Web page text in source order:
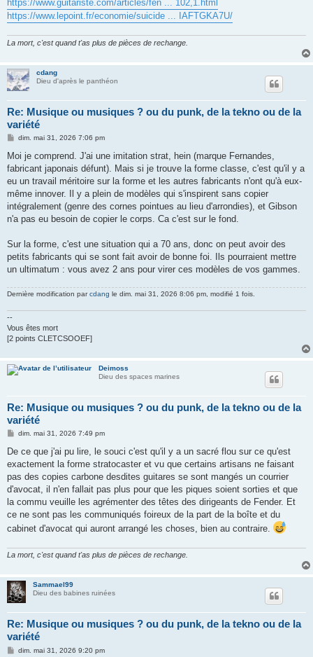
https://www.guitariste.com/articles/fen ... 102,1.html
https://www.lepoint.fr/economie/suicide ... IAFTGKA7U/
La mort, c'est quand t'as plus de pièces de rechange.
cdang
Dieu d'après le panthéon
Re: Musique ou musiques ? ou du punk, de la tekno ou de la
variété
M
s
a
g
dim. mai 31, 2026 7:06 pm
Moi je comprend. J'ai une imitation strat, hein (marque Fernandes,
fabricant japonais défunt). Mais si je trouve la forme classe, c'est qu'il y a
eu un travail méritoire sur la forme et les autres fabricants n'ont qu'à eux-
même innover. Il y a plein de modèles qui s'inspirent sans copier
intégralement (genre des cornes pointues au lieu d'arrondies), et Gibson
n'a pas eu besoin de copier le corps. Ca c'est sur le fond.
Sur la forme, c'est une situation qui a 70 ans, donc on peut avoir des
petits fabricants qui se sont fait avoir de bonne foi. Ils pourraient mettre
un ultimatum : vous avez 2 ans pour virer ces modèles de vos gammes.
Dernière modification parcdang le dim. mai 31, 2026 8:06 pm, modifié 1 fois.
--
Vous êtes mort
[2 points CLETCSOOEF]
Deimoss
Dieu des spaces marines
Re: Musique ou musiques ? ou du punk, de la tekno ou de la
variété
M
s
a
g
dim. mai 31, 2026 7:49 pm
De ce que j'ai pu lire, le souci c'est qu'il y a un sacré flou sur ce qu'est
exactement la forme stratocaster et vu que certains artisans ne faisant
pas des copies carbone desdites guitares se sont mangés un courrier
d'avocat, il n'en fallait pas plus pour que les piques soient sorties et que
la commu veuille les agrémenter des têtes des dirigeants de Fender. Et
ce ne sont pas les communiqués foireux de la part de la boîte et du
cabinet d'avocat qui auront arrangé les choses, bien au contraire.
La mort, c'est quand t'as plus de pièces de rechange.
Sammael99
Dieu des babines ruinées
Re: Musique ou musiques ? ou du punk, de la tekno ou de la
variété
Mdim. mai 31, 2026 9:20 pm